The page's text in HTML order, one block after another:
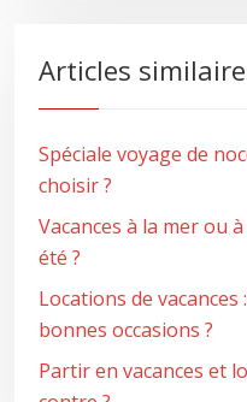
Articles
Spéciale voyage de
choisir ?
Vacances à la mer ou
été ?
Locations de
bonnes occasions ?
Partir en vacances et